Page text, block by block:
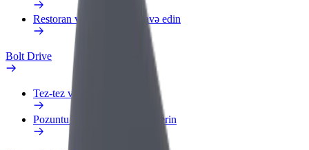
Restoran və ya mağaza əlavə edin
Bolt Drive
Tez-tez verilən suallar
Pozuntu haqqında məlumat verin